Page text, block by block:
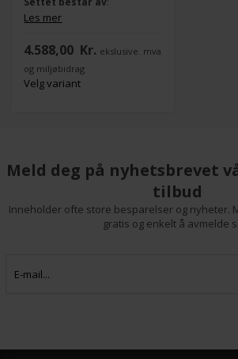
1x Photo Black 80 ml
1x Cyan 80 ml blekkpatron
T8502
1x Vivid Magenta 80 ml
blekkpatron T8503
blekkpatron T8506
1x Light Black 80 ml
1x Matte Black 80 ml
blekkpatron T8508
1x Light Light Black 80 ml
Les mer
4.588,00 Kr. ekslusive. mva
og miljøbidrag
Velg variant
Meld deg på nyhetsbrevet
tilbud
Inneholder ofte store besparelser og nyheter.
gratis og enkelt å avmelde